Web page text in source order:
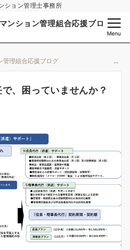
ション管理士事務所
ンション管理組合応援ブロ
Menu
ション管理組合応援ブログ
、困っていませんか？